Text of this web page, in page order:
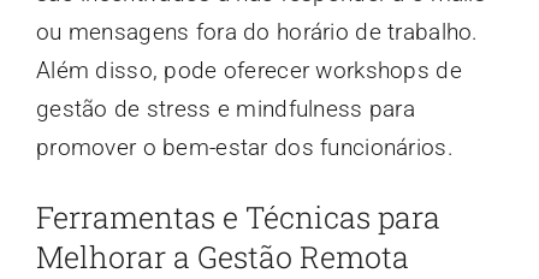
ou mensagens fora do horário de trabalho.
Além disso, pode oferecer workshops de
gestão de stress e mindfulness para
promover o bem-estar dos funcionários.
Ferramentas e Técnicas para
Melhorar a Gestão Remota